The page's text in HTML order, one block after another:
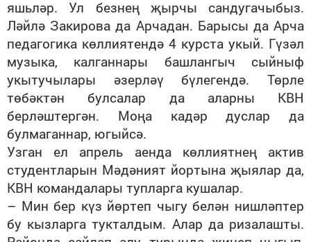
яшьләр. Ул безнең җырчы сандугачыбыз.
Ләйлә Закирова да Арчадан. Барысы да Арча
педагогика көллиятендә 4 курста укый. Гүзәл
музыка, калганнары башлангыч сыйныф
укытучылары әзерләү бүлегендә. Төрле
төбәктән булсалар да аларны КВН
берләштергән. Моңа кадәр дуслар да
булмаганнар, югыйсә.
Узган ел апрель аенда көллиятнең актив
студентларын Мәдәният йортына җыялар да,
КВН командалары тупларга кушалар.
– Мин бер күз йөртеп чыгу белән нишләптер
бу кызларга тукталдым. Алар да ризалашты.